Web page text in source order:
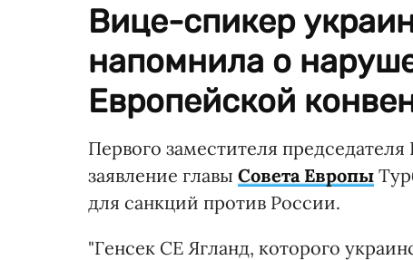
Вице-спикер
напомнила о
Европейской
Первого заместителя
заявление главы Совета Европы
для санкций против России.
"Генсек СЕ Ягланд, которого